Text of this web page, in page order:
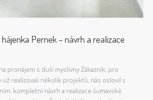
Pernek – návrh a realizace
pronájem s duší myslivny Zákazník, pro
realizovali několik projektů, nás oslovil s
kompletní návrh a realizace šumavské